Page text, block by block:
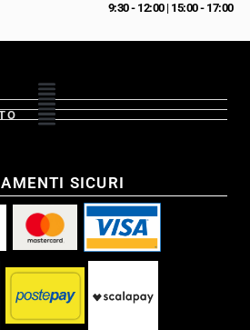
9:30 - 12:00| 15:00 - 17:00
SICURI